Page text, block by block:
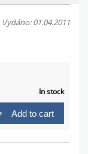
Vydáno: 01.04.2011
In stock
Add to cart